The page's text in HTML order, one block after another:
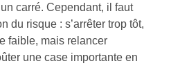
carré. Cependant, il faut
du risque : s’arrêter trop tôt,
faible, mais relancer
une case importante en